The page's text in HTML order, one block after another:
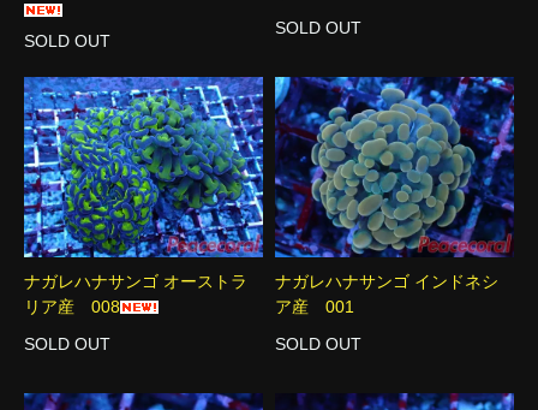
SOLD OUT
SOLD OUT
ナガレハナサンゴ オーストラ
リア産 008
SOLD OUT
ナガレハナサンゴ インドネシ
ア産 001
SOLD OUT